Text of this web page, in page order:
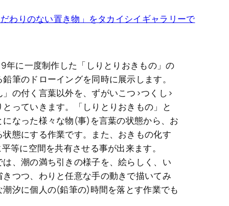
わりのない置き物」をタカイシイギャラリーで
年に一度制作した「しりとりおきもの」の
筆のドローイングを同時に展示します。
の付く言葉以外を、ずがいこつ>つくし>
っていきます。「しりとりおきもの」と
なった様々な物(事)を言葉の状態から、お
態にする作業です。また、おきもの化す
等に空間を共有させる事が出来ます。
、潮の満ち引きの様子を、絵らしく、い
つつ、わりと任意な手の動きで描いてみ
汐に個人の(鉛筆の)時間を落とす作業でも